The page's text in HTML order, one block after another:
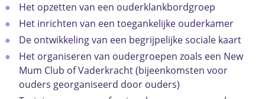
Het opzetten van een ouderklankbordgroep
Het inrichten van een toegankelijke ouderkamer
De ontwikkeling van een begrijpelijke sociale kaart
Het organiseren van oudergroepen zoals een New
Mum Club of Vaderkracht (bijeenkomsten voor
ouders georganiseerd door ouders)